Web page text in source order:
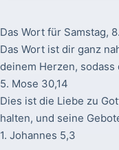
Das Wort für Samstag,
Das Wort ist dir ganz
deinem Herzen, sodass
5. Mose 30,14
Dies ist die Liebe zu
halten, und seine
1. Johannes 5,3